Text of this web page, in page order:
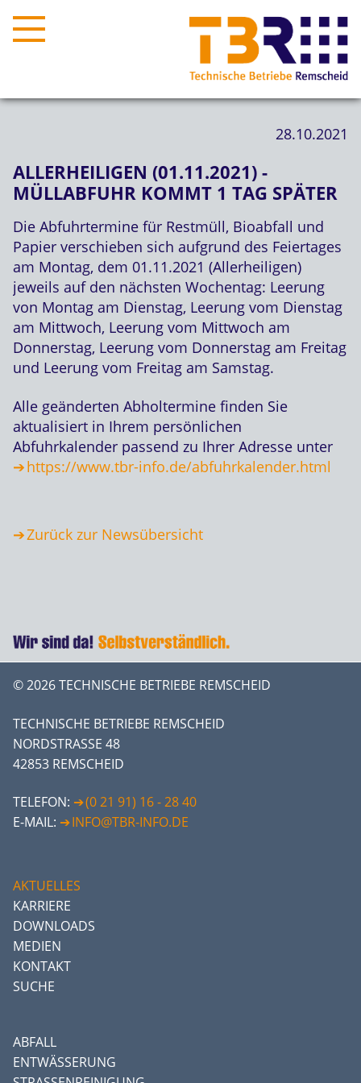
28.10.2021
ALLERHEILIGEN (01.11.2021) -
MÜLLABFUHR KOMMT 1 TAG SPÄTER
Die Abfuhrtermine für Restmüll, Bioabfall und
Papier verschieben sich aufgrund des Feiertages
am Montag, dem 01.11.2021 (Allerheiligen)
jeweils auf den nächsten Wochentag: Leerung
von Montag am Dienstag, Leerung vom Dienstag
am Mittwoch, Leerung vom Mittwoch am
Donnerstag, Leerung vom Donnerstag am Freitag
und Leerung vom Freitag am Samstag.
Alle geänderten Abholtermine finden Sie
aktualisiert in Ihrem persönlichen
Abfuhrkalender passend zu Ihrer Adresse unter
https://www.tbr-info.de/abfuhrkalender.html
Zurück zur Newsübersicht
© 2026 TECHNISCHE BETRIEBE REMSCHEID
TECHNISCHE BETRIEBE REMSCHEID
NORDSTRASSE 48
42853 REMSCHEID
TELEFON:
(0 21 91) 16 - 28 40
E-MAIL:
INFO@TBR-INFO.DE
AKTUELLES
KARRIERE
DOWNLOADS
MEDIEN
KONTAKT
SUCHE
ABFALL
ENTWÄSSERUNG